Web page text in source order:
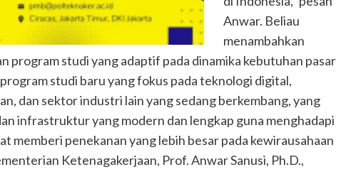
Anwar. Beliau
menambahkan
program studi yang adaptif pada dinamika kebutuhan pasar
studi baru yang fokus pada teknologi digital,
dan sektor industri lain yang sedang berkembang, yang
infrastruktur yang modern dan lengkap guna menghadapi
memberi penekanan yang lebih besar pada kewirausahaan
Ketenagakerjaan, Prof. Anwar Sanusi, Ph.D.,